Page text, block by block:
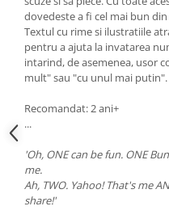
dovedeste a fi cel mai bun
Textul cu rime si ilustratiile
pentru a ajuta la invatarea
intarind, de asemenea, usor
mult" sau "cu unul mai putin".
Recomandat: 2 ani+
...
'Oh, ONE can be fun. ONE
me.
Ah, TWO. Yahoo! That's me
share!'